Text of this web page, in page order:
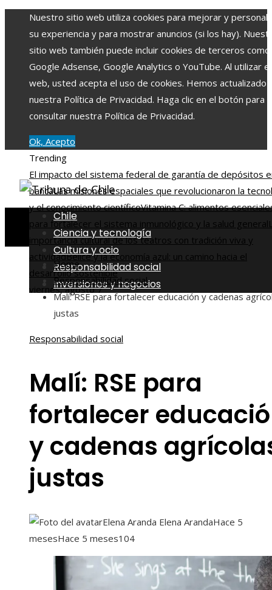
Nuestro sitio web utiliza cookies para mejorar y
su experiencia y para mostrar anuncios (si los hay).
sitio web también puede incluir cookies de terceros como
Google Adsense, Google Analytics o YouTube. Al utilizar
web, usted acepta el uso de cookies. Hemos actualizado
nuestra Política de Privacidad. Haga clic en el botón para
consultar nuestra Política de Privacidad.
Ok, Acepto
Trending
El impacto del sistema federal de garantía de depósitos
bancaLas misiones espaciales que revolucionaron la
y el conocimiento científicoVitamina C: alimentos
para fortalecer el sistema inmunológico y la salud general
importancia cultural de los teatros con tradición viva y
actividadBelice y la economía azul: un camino hacia el
desarrollo sostenible
viernes, agosto 7
Chile
Ciencia y tecnología
Cultura y ocio
Responsabilidad social
Inversiones y negocios
Home
Responsabilidad social
Malí: RSE para fortalecer educación y cadenas
justas
Responsabilidad social
Malí: RSE para
fortalecer
y cadenas
justas
Elena Aranda Elena ArandaHace 5
mesesHace 5 meses104